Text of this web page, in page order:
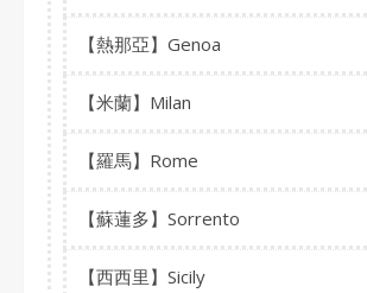
【熱那亞】Genoa
【米蘭】Milan
【羅馬】Rome
【蘇蓮多】Sorrento
【西西里】Sicily